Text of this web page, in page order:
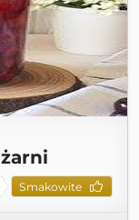
Smakowite